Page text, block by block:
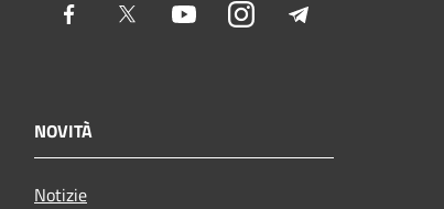
Facebook Twitter YoutubeInstagram
NOVITÀ
Notizie